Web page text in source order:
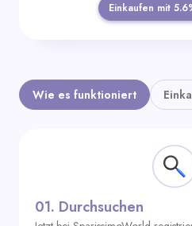
Einkaufen mit
Wie es funktioniert
01. Durchsuchen